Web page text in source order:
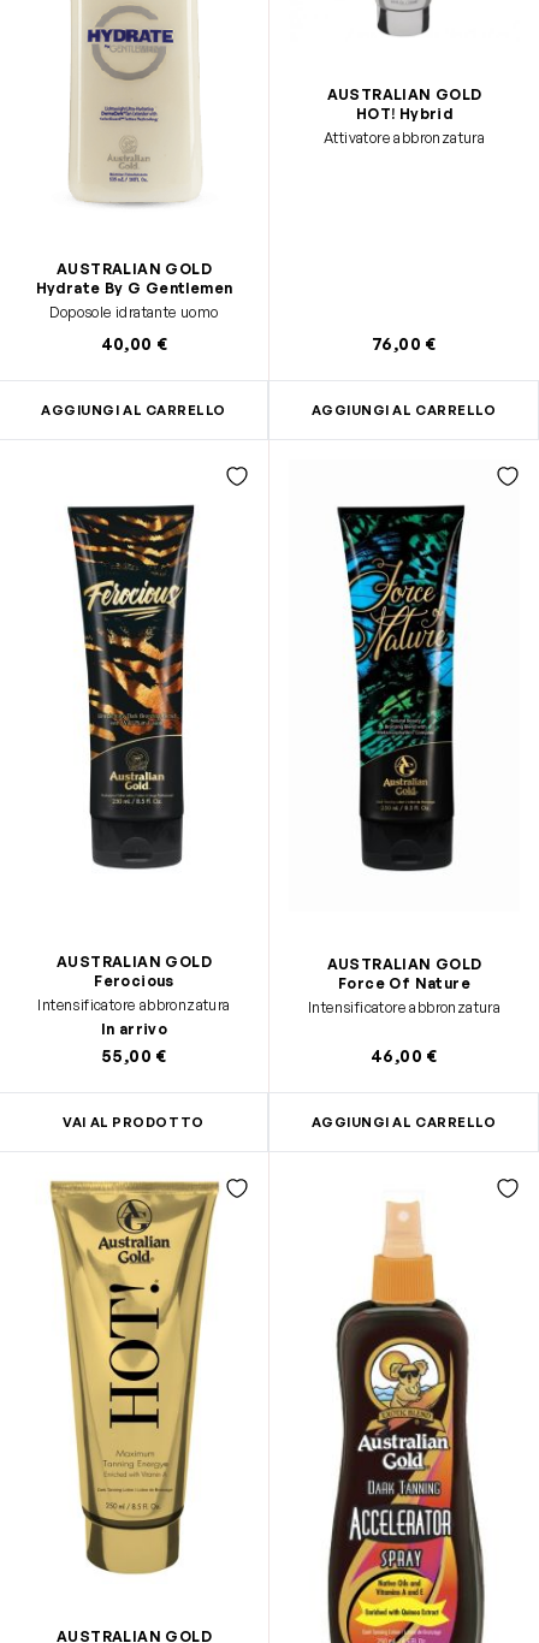
AUSTRALIAN GOLD
Hydrate By G Gentlemen
Doposole idratante uomo
40,00 €
AGGIUNGI AL CARRELLO
AUSTRALIAN GOLD
HOT! Hybrid
Attivatore abbronzatura
76,00 €
AGGIUNGI AL CARRELLO
AUSTRALIAN GOLD
Ferocious
Intensificatore abbronzatura
In arrivo
55,00 €
VAI AL PRODOTTO
AUSTRALIAN GOLD
Force Of Nature
Intensificatore abbronzatura
46,00 €
AGGIUNGI AL CARRELLO
AUSTRALIAN GOLD